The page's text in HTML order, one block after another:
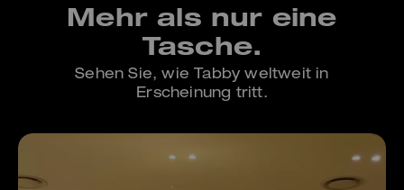
Mehr als nur eine
Tasche.
Sehen Sie, wie Tabby weltweit in
Erscheinung tritt.